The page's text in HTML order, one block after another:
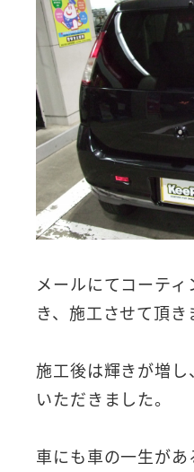
メールにてコーテ
き、施工させて頂き
施工後は輝きが増
いただきました。
車にも車の一生が